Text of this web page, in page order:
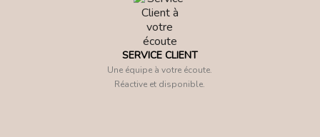
SERVICE CLIENT
Une équipe à votre écoute.
Réactive et disponible.